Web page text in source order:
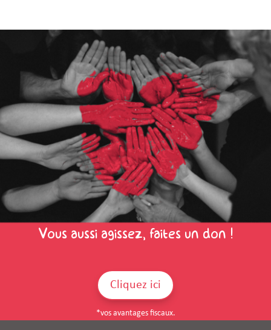
Vous aussi agissez, faites un don !
Cliquez ici
*vos avantages fiscaux.